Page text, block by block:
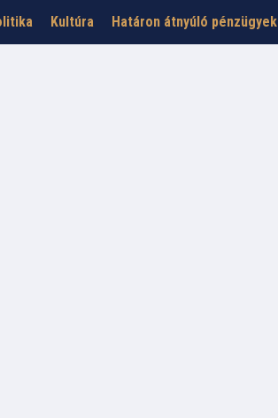
Kultúra Határon átnyúló pénzügyek